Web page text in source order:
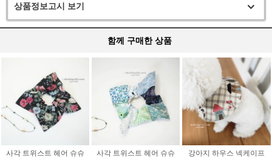
상품정보고시 보기
함께 구매한 상품
사각 트위스트 헤어 슈슈
사각 트위스트 헤어 슈슈
강아지 하우스 넥케이프